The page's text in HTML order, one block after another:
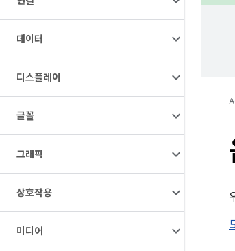
데이터
디스플레이
글꼴
그래픽
상호작용
미디어